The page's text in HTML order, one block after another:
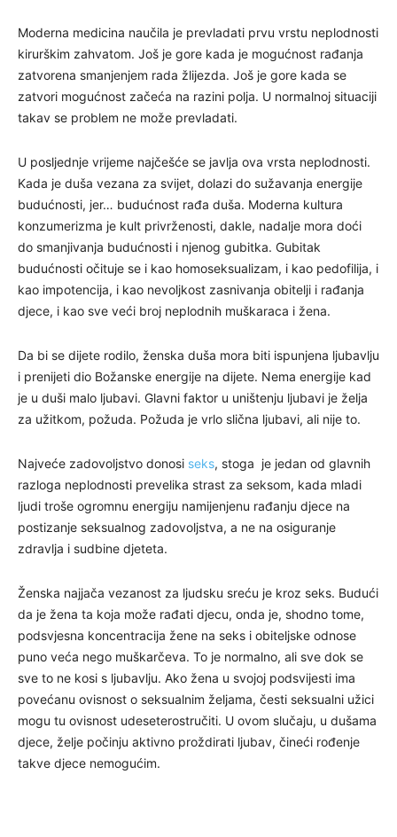
Moderna medicina naučila je prevladati prvu vrstu neplodnosti
kirurškim zahvatom. Još je gore kada je mogućnost rađanja
zatvorena smanjenjem rada žlijezda. Još je gore kada se
zatvori mogućnost začeća na razini polja. U normalnoj situaciji
takav se problem ne može prevladati.
U posljednje vrijeme najčešće se javlja ova vrsta neplodnosti.
Kada je duša vezana za svijet, dolazi do sužavanja energije
budućnosti, jer… budućnost rađa duša. Moderna kultura
konzumerizma je kult privrženosti, dakle, nadalje mora doći
do smanjivanja budućnosti i njenog gubitka. Gubitak
budućnosti očituje se i kao homoseksualizam, i kao pedofilija, i
kao impotencija, i kao nevoljkost zasnivanja obitelji i rađanja
djece, i kao sve veći broj neplodnih muškaraca i žena.
Da bi se dijete rodilo, ženska duša mora biti ispunjena ljubavlju
i prenijeti dio Božanske energije na dijete. Nema energije kad
je u duši malo ljubavi. Glavni faktor u uništenju ljubavi je želja
za užitkom, požuda. Požuda je vrlo slična ljubavi, ali nije to.
Najveće zadovoljstvo donosi seks, stoga je jedan od glavnih
razloga neplodnosti prevelika strast za seksom, kada mladi
ljudi troše ogromnu energiju namijenjenu rađanju djece na
postizanje seksualnog zadovoljstva, a ne na osiguranje
zdravlja i sudbine djeteta.
Ženska najjača vezanost za ljudsku sreću je kroz seks. Budući
da je žena ta koja može rađati djecu, onda je, shodno tome,
podsvjesna koncentracija žene na seks i obiteljske odnose
puno veća nego muškarčeva. To je normalno, ali sve dok se
sve to ne kosi s ljubavlju. Ako žena u svojoj podsvijesti ima
povećanu ovisnost o seksualnim željama, česti seksualni užici
mogu tu ovisnost udeseterostručiti. U ovom slučaju, u dušama
djece, želje počinju aktivno proždirati ljubav, čineći rođenje
takve djece nemogućim.